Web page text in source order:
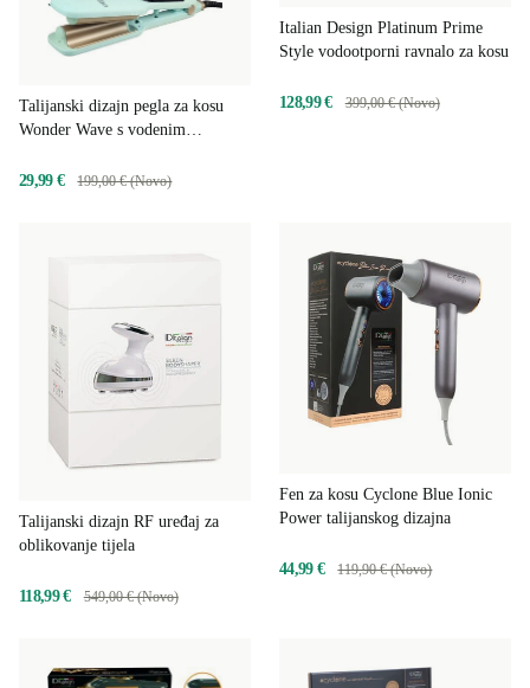
Talijanski dizajn pegla za kosu
Wonder Wave s vodenim
29,99 €
199,00 € (Novo)
Italian Design Platinum Prime
Style vodootporni ravnalo za kosu
128,99 € 399,00 € (Novo)
Talijanski dizajn RF uređaj za
oblikovanje tijela
118,99 € 549,00 € (Novo)
Fen za kosu Cyclone Blue Ionic
Power talijanskog dizajna
44,99 € 119,90 € (Novo)